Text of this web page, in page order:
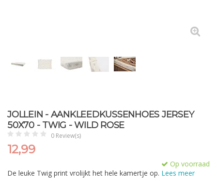
JOLLEIN - AANKLEEDKUSSENHOES JERSEY
50X70 - TWIG - WILD ROSE
0 Review(s)
12,99
Op voorraad
De leuke Twig print vrolijkt het hele kamertje op. Lees meer